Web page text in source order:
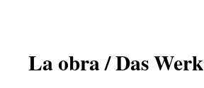
La obra / Das Werk